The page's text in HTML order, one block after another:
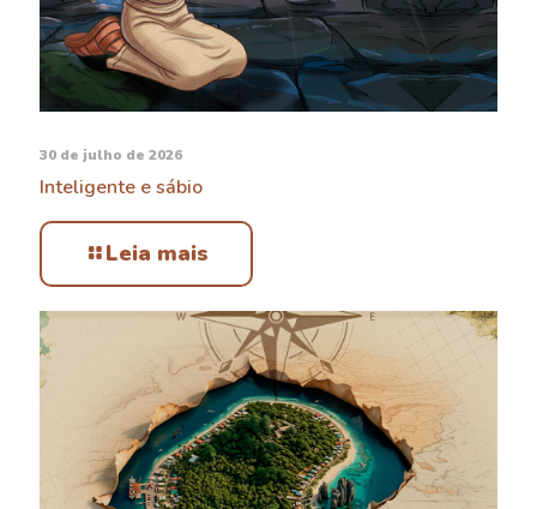
30 de julho de 2026
Inteligente e sábio
Leia mais